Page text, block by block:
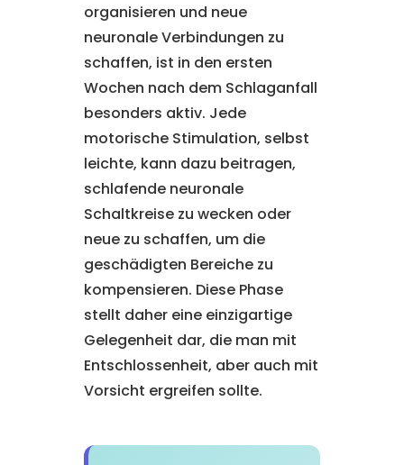
organisieren und neue
neuronale Verbindungen zu
schaffen, ist in den ersten
Wochen nach dem Schlaganfall
besonders aktiv. Jede
motorische Stimulation, selbst
leichte, kann dazu beitragen,
schlafende neuronale
Schaltkreise zu wecken oder
neue zu schaffen, um die
geschädigten Bereiche zu
kompensieren. Diese Phase
stellt daher eine einzigartige
Gelegenheit dar, die man mit
Entschlossenheit, aber auch mit
Vorsicht ergreifen sollte.